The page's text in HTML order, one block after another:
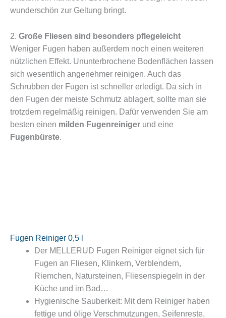
wunderschön zur Geltung bringt.
2. Große Fliesen sind besonders pflegeleicht
Weniger Fugen haben außerdem noch einen weiteren
nützlichen Effekt. Ununterbrochene Bodenflächen lassen
sich wesentlich angenehmer reinigen. Auch das
Schrubben der Fugen ist schneller erledigt. Da sich in
den Fugen der meiste Schmutz ablagert, sollte man sie
trotzdem regelmäßig reinigen. Dafür verwenden Sie am
besten einen milden Fugenreiniger und eine
Fugenbürste.
Fugen Reiniger 0,5 l
Der MELLERUD Fugen Reiniger eignet sich für
Fugen an Fliesen, Klinkern, Verblendern,
Riemchen, Natursteinen, Fliesenspiegeln in der
Küche und im Bad…
Hygienische Sauberkeit: Mit dem Reiniger haben
fettige und ölige Verschmutzungen, Seifenreste,